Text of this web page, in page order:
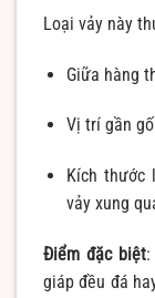
Loại vảy này
Giữa hàng
Vị trí gần
Kích thước
vảy xung
Điểm đặc biệt
giáp đều đá